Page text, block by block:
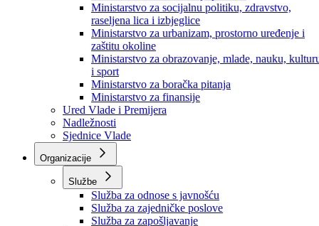
Ministarstvo za privredu
Ministarstvo za pravosuđe, upravu i radne odnose
Ministarstvo za unutrašnje poslove
Ministarstvo za socijalnu politiku, zdravstvo,
raseljena lica i izbjeglice
Ministarstvo za urbanizam, prostorno uređenje i
zaštitu okoline
Ministarstvo za obrazovanje, mlade, nauku,
i sport
Ministarstvo za boračka pitanja
Ministarstvo za finansije
Ured Vlade i Premijera
Nadležnosti
Sjednice Vlade
Organizacije
Službe